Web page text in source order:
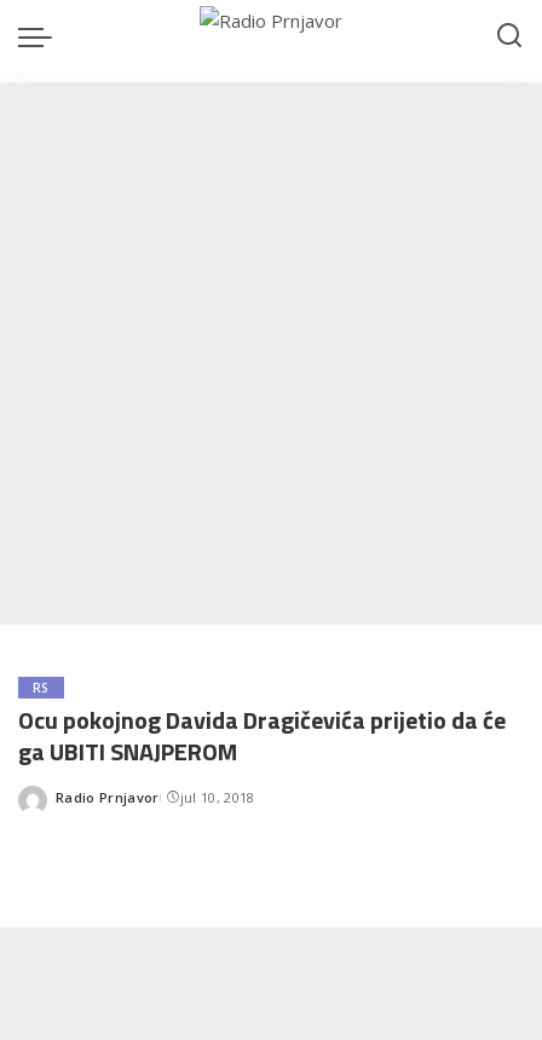
RS
Ocu pokojnog Davida Dragičevića prijetio da će
ga UBITI SNAJPEROM
Posted
Radio Prnjavor jul 10, 2018